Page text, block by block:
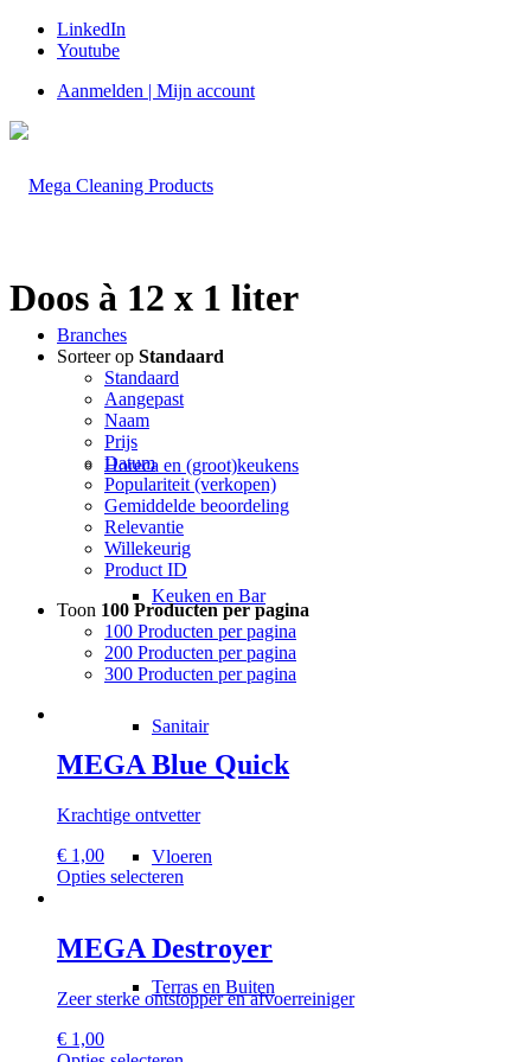
LinkedIn
Youtube
Aanmelden | Mijn account
Branches
Horeca en (groot)keukens
Keuken en Bar
Sanitair
Vloeren
Terras en Buiten
Doos à 12 x 1 liter
Sorteer op Standaard
Standaard
Aangepast
Naam
Prijs
Datum
Populariteit (verkopen)
Gemiddelde beoordeling
Relevantie
Willekeurig
Product ID
Toon 100 Producten per pagina
100 Producten per pagina
200 Producten per pagina
300 Producten per pagina
MEGA Blue Quick
Krachtige ontvetter
€ 1,00
Opties selecteren
meerdere
variaties.
Deze
optie
MEGA Destroyer
Zeer sterke ontstopper en afvoerreiniger
€ 1,00